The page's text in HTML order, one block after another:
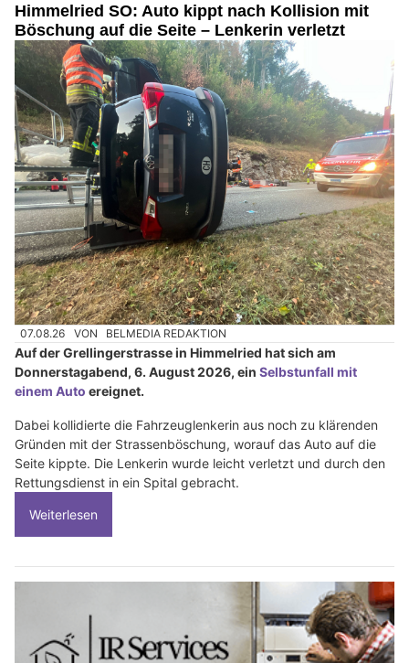
Himmelried SO: Auto kippt nach Kollision mit
Böschung auf die Seite – Lenkerin verletzt
07.08.26 VON BELMEDIA REDAKTION
Auf der Grellingerstrasse in Himmelried hat sich am
Donnerstagabend, 6. August 2026, ein Selbstunfall mit
einem Auto ereignet.
Dabei kollidierte die Fahrzeuglenkerin aus noch zu klärenden
Gründen mit der Strassenböschung, worauf das Auto auf die
Seite kippte. Die Lenkerin wurde leicht verletzt und durch den
Rettungsdienst in ein Spital gebracht.
Weiterlesen